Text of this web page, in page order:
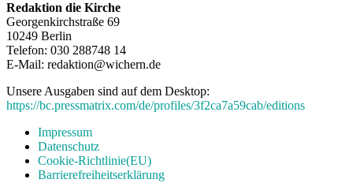
Redaktion die Kirche
Georgenkirchstraße 69
10249 Berlin
Telefon: 030 288748 14
E-Mail: redaktion@wichern.de
Unsere Ausgaben sind auf dem Desktop:
https://bc.pressmatrix.com/de/profiles/3f2ca7a59cab/editions
Impressum
Datenschutz
Cookie-Richtlinie(EU)
Barrierefreiheitserklärung